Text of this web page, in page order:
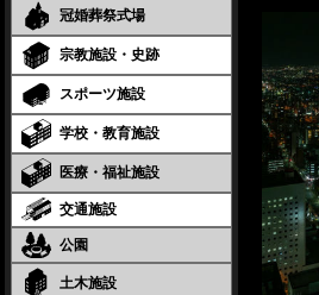
冠婚葬祭式場
宗教施設・史跡
スポーツ施設
学校・教育施設
医療・福祉施設
交通施設
公園
土木施設